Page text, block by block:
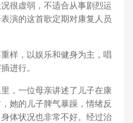
很虚弱，不适合从事剧烈运
演的这首歌定期对康复人员
样，以娱乐和健身为主，唱
进行。
，一位母亲讲述了儿子在康
她的儿子脾气暴躁，情绪反
体状况也非常不好。经过治